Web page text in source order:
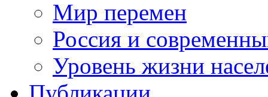
Мир перемен
Россия и
Уровень жизни